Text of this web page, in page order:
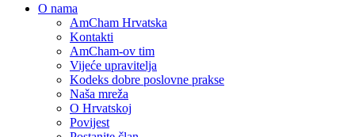
O nama
AmCham Hrvatska
Kontakti
AmCham-ov tim
Vijeće upravitelja
Kodeks dobre poslovne prakse
Naša mreža
O Hrvatskoj
Povijest